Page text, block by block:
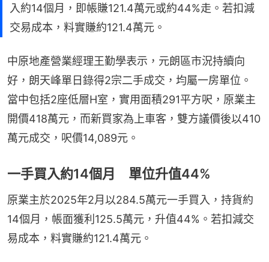
入約14個月，即帳賺121.4萬元或約44%走。若扣減
交易成本，料實賺約121.4萬元。
中原地產營業經理王勤學表示，元朗區市況持續向
好，朗天峰單日錄得2宗二手成交，均屬一房單位。
當中包括2座低層H室，實用面積291平方呎，原業主
開價418萬元，而新買家為上車客，雙方議價後以410
萬元成交，呎價14,089元。
一手買入約14個月 單位升值44%
原業主於2025年2月以284.5萬元一手買入，持貨約
14個月，帳面獲利125.5萬元，升值44%。若扣減交
易成本，料實賺約121.4萬元。